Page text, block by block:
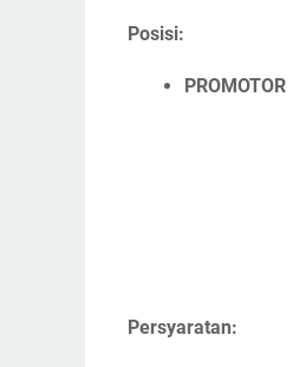
Posisi:
PROMOTOR
Persyaratan: